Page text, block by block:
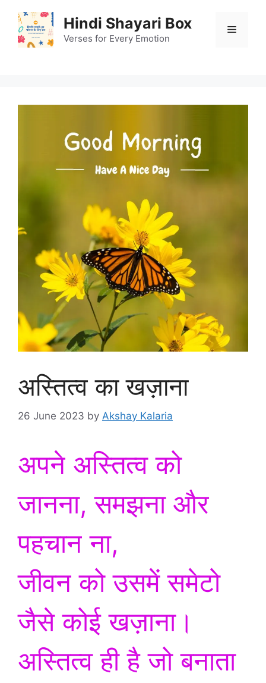
content
Hindi Shayari Box
Verses for Every Emotion
Menu
अस्तित्व का खज़ाना
26 June 2023 by Akshay Kalaria
अपने अस्तित्व को
जानना, समझना और
पहचान ना,
जीवन को उसमें समेटो
जैसे कोई खज़ाना।
अस्तित्व ही है जो बनाता